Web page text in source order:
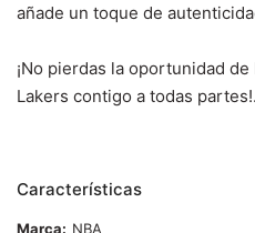
añade un toque de
¡No pierdas la oportunidad
Lakers contigo a todas partes!.
Características
Marca
NBA